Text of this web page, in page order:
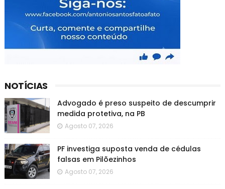
NOTÍCIAS
Advogado é preso suspeito de descumprir
medida protetiva, na PB
Agosto 07, 2026
PF investiga suposta venda de cédulas
falsas em Pilõezinhos
Agosto 07, 2026